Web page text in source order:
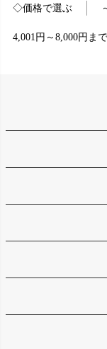
◇価格で選ぶ
4,001円～8,000円まで